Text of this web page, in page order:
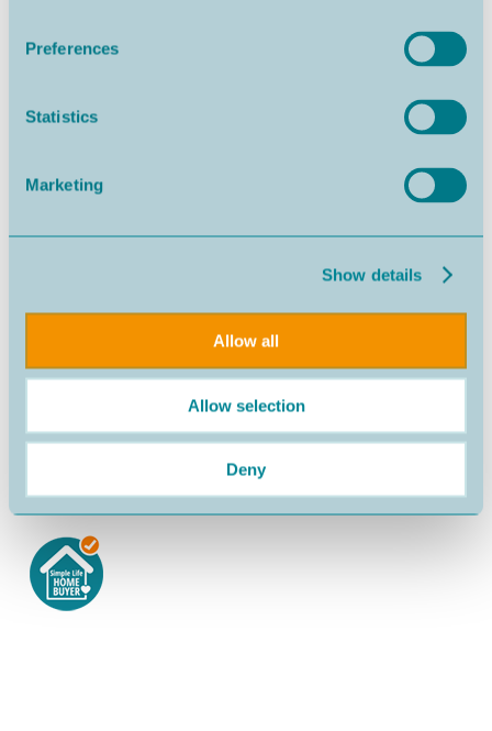
Preferences
Statistics
Marketing
Show details
Allow all
Allow selection
Deny
520,000€